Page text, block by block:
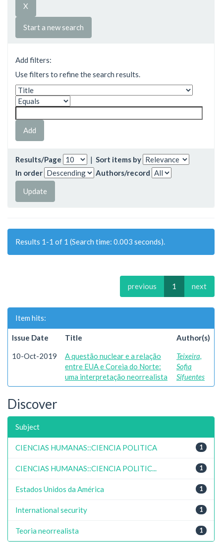
Start a new search
Add filters:
Use filters to refine the search results.
Results/Page | Sort items by
In order
Authors/record
Results 1-1 of 1 (Search time: 0.003 seconds).
previous 1 next
Item hits:
Issue Date Title Author(s)
10-Oct-2019
A questão nuclear e a relação
entre EUA e Coreia do Norte:
uma interpretação neorrealista
Teixeira,
Sofia
Sifuentes
Discover
Subject
1
CIENCIAS HUMANAS::CIENCIA POLITICA
1
CIENCIAS HUMANAS::CIENCIA POLITIC...
1
Estados Unidos da América
1
International security
1
Teoria neorrealista